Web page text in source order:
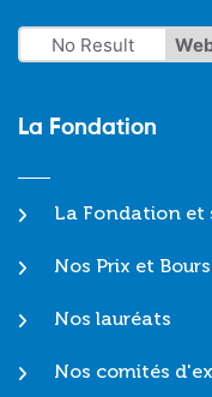
No Result
La Fondation
La Fondation et
Nos Prix et
Nos lauréats
Nos comités